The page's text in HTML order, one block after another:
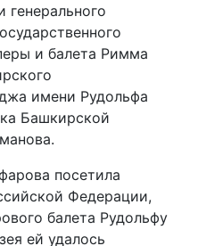
и балета Римма
имени Рудольфа
Башкирской
посетила
Федерации,
балета Рудольфу
ей удалось